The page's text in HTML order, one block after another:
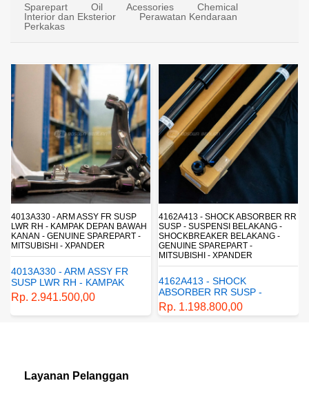
Sparepart Oil Acessories
Chemical
Interior dan Eksterior
Perawatan Kendaraan
Perkakas
4013A330 - ARM ASSY FR SUSP
LWR RH - KAMPAK DEPAN BAWAH
KANAN - GENUINE SPAREPART -
MITSUBISHI - XPANDER
4013A330 - ARM ASSY FR
SUSP LWR RH - KAMPAK
DEPAN BAWAH KANAN -
GENUINE SPAREPART -
MITSUBISHI - XPANDER
Rp. 2.941.500,00
4162A413 - SHOCK ABSORBER RR
SUSP - SUSPENSI BELAKANG -
SHOCKBREAKER BELAKANG -
GENUINE SPAREPART -
MITSUBISHI - XPANDER
4162A413 - SHOCK
ABSORBER RR SUSP -
SUSPENSI BELAKANG -
SHOCKBREAKER BELAKANG
Rp. 1.198.800,00
Layanan Pelanggan